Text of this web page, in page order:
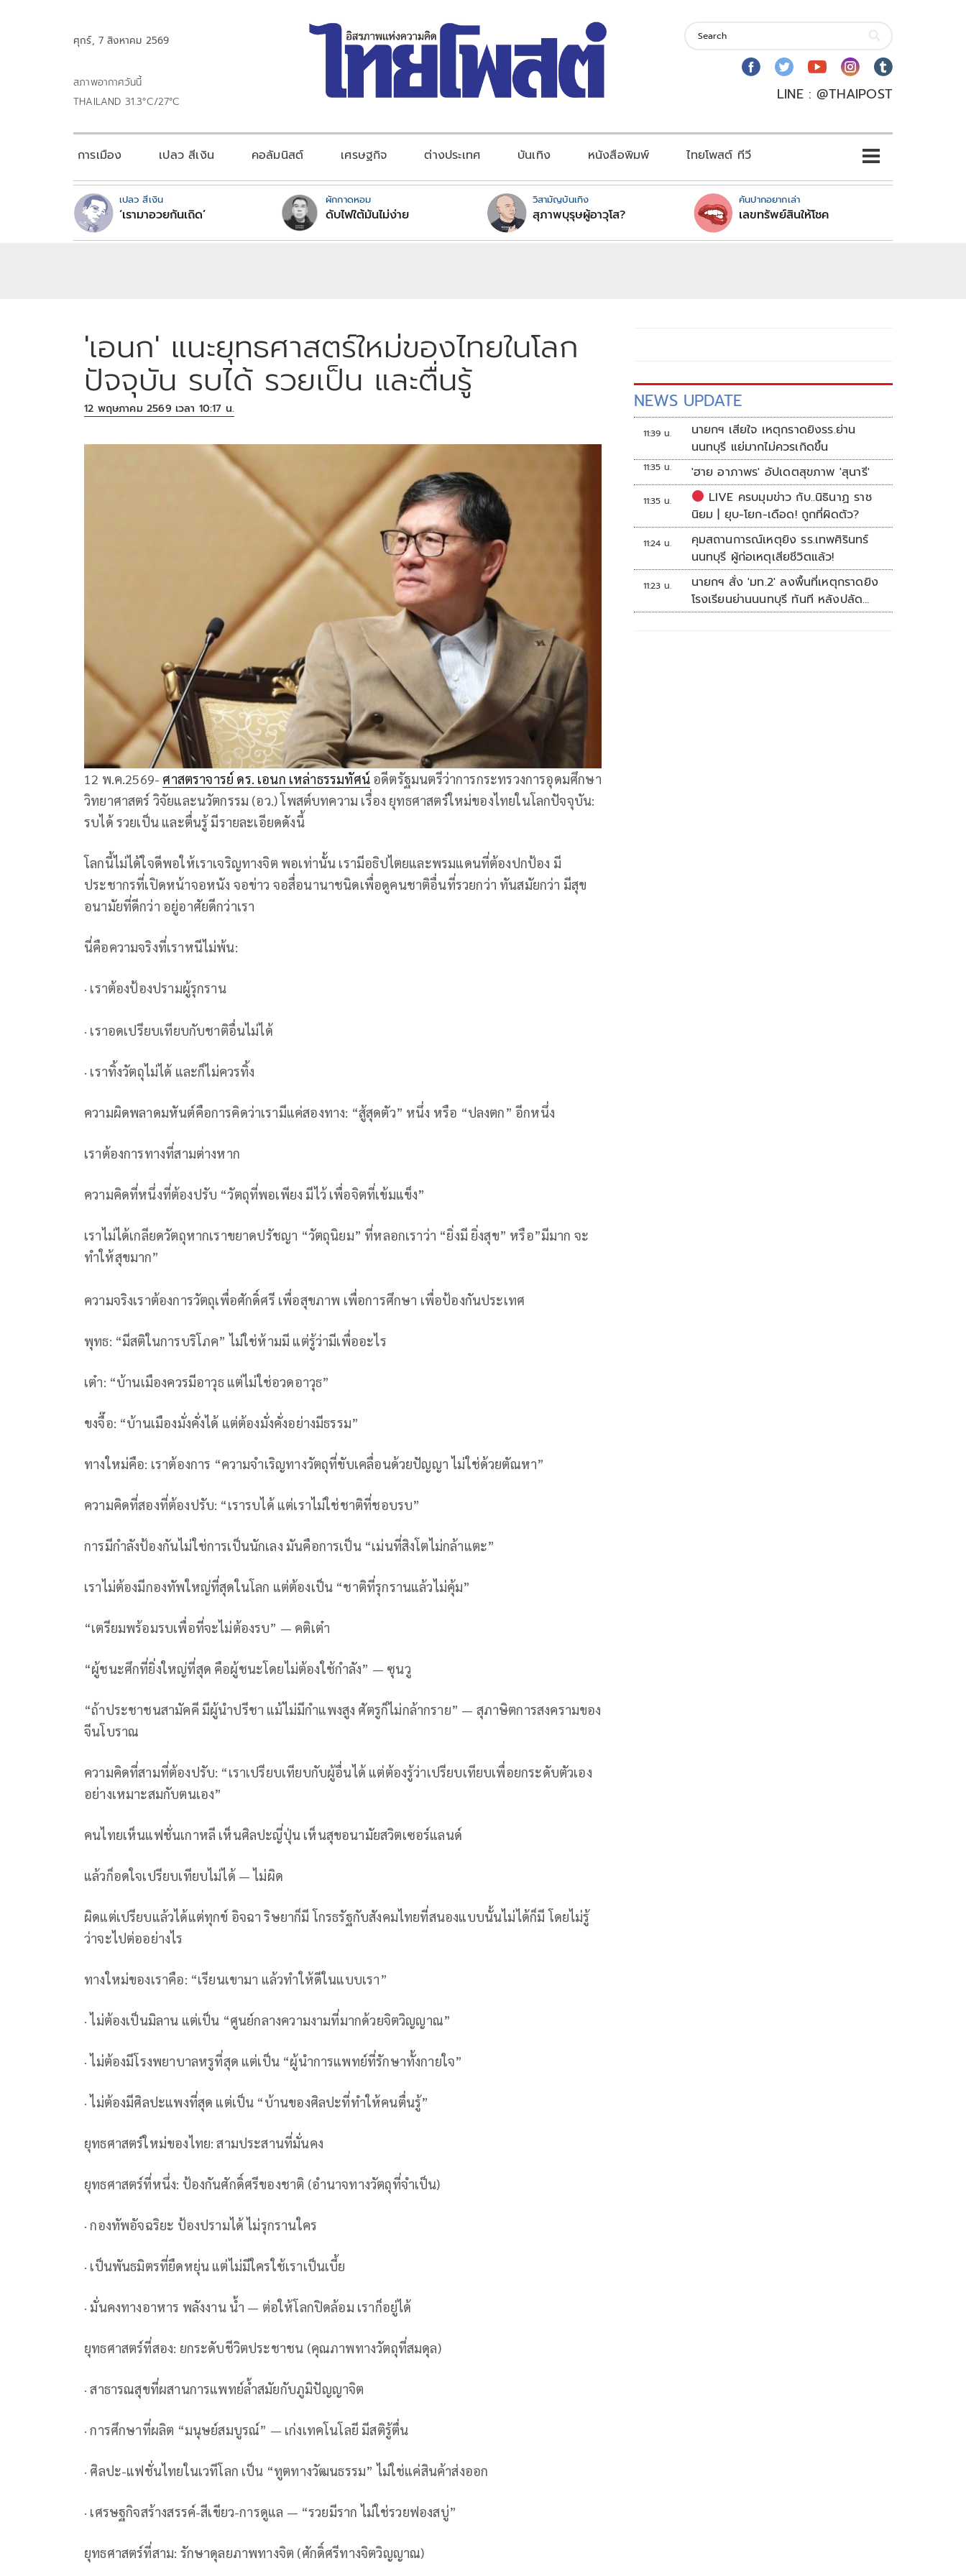
ศุกร์, 7 สิงหาคม 2569
สภาพอากาศวันนี้
THAILAND 31.3°C/27°C
LINE : @THAIPOST
การเมือง เปลว สีเงิน คอลัมนิสต์ เศรษฐกิจ ต่างประเทศ บันเทิง หนังสือพิมพ์ ไทยโพสต์ ทีวี
เปลว สีเงิน
‘เรามาอวยกันเถิด’
ผักกาดหอม
ดับไฟใต้มันไม่ง่าย
วิสามัญบันเทิง
สุภาพบุรุษผู้อาวุโส?
คันปากอยากเล่า
เลขทรัพย์สินให้โชค
'เอนก' แนะยุทธศาสตร์ใหม่ของไทยในโลก
ปัจจุบัน รบได้ รวยเป็น และตื่นรู้
12 พฤษภาคม 2569 เวลา 10:17 น.
12 พ.ค.2569- ศาสตราจารย์ ดร. เอนก เหล่าธรรมทัศน์อดีตรัฐมนตรีว่าการกระทรวงการอุดมศึกษา
วิทยาศาสตร์ วิจัยและนวัตกรรม (อว.) โพสต์บทความ เรื่อง ยุทธศาสตร์ใหม่ของไทยในโลกปัจจุบัน:
รบได้ รวยเป็น และตื่นรู้ มีรายละเอียดดังนี้
โลกนี้ไม่ได้ใจดีพอให้เราเจริญทางจิต​ พอเท่านั้น เรามีอธิปไตยและพรมแดนที่ต้องปกป้อง มี
ประชากรที่เปิดหน้าจอหนัง​ จอข่าว​ จอสื่อนานาชนิดเพื่อดูคนชาติอื่นที่รวยกว่า ทันสมัยกว่า มีสุข
อนามัยที่ดีกว่า อยู่อาศัยดีกว่า​เรา
นี่คือความจริงที่เราหนีไม่พ้น:
· เราต้องป้องปรามผู้รุกราน
· เราอดเปรียบเทียบกับชาติอื่นไม่ได้
· เราทิ้งวัตถุไม่ได้ และก็ไม่ควรทิ้ง
ความผิดพลาดมหันต์คือการคิดว่าเรามีแค่สองทาง: “สู้สุดตัว” หนึ่ง หรือ “ปลงตก” อีกหนึ่ง
เราต้องการทางที่สามต่างหาก
ความคิดที่หนึ่งที่ต้องปรับ “วัตถุที่พอเพียง มีไว้ เพื่อจิตที่เข้มแข็ง”
เราไม่ได้เกลียดวัตถุ​หากเราขยาดปรัชญา “วัตถุนิยม” ที่หลอกเราว่า “ยิ่งมี ยิ่งสุข” หรือ​”มีมาก​ จะ
ทำให้สุขมาก”
ความจริงเราต้องการวัตถุเพื่อศักดิ์ศรี เพื่อสุขภาพ เพื่อการศึกษา เพื่อป้องกันประเทศ
พุทธ: “มีสติในการบริโภค” ไม่ใช่ห้ามมี แต่รู้ว่ามีเพื่ออะไร
เต๋า: “บ้านเมืองควรมีอาวุธ แต่ไม่ใช่อวดอาวุธ”
ขงจื๊อ: “บ้านเมืองมั่งคั่งได้ แต่ต้องมั่งคั่งอย่างมีธรรม”
ทางใหม่คือ: เราต้องการ “ความจำเริญทางวัตถุที่ขับเคลื่อนด้วยปัญญา ไม่ใช่ด้วยตัณหา”
ความคิดที่สองที่ต้องปรับ: “เรารบได้ แต่เราไม่ใช่ชาติที่ชอบรบ”
การมีกำลังป้องกันไม่ใช่การเป็นนักเลง มันคือการเป็น “เม่นที่สิงโตไม่กล้าแตะ”
เราไม่ต้องมีกองทัพใหญ่ที่สุดในโลก แต่ต้องเป็น “ชาติที่รุกรานแล้วไม่คุ้ม”
“เตรียมพร้อมรบเพื่อที่จะไม่ต้องรบ” — คติเต๋า
“ผู้ชนะศึกที่ยิ่งใหญ่ที่สุด คือผู้ชนะโดยไม่ต้องใช้กำลัง” — ซุนวู
“ถ้าประชาชนสามัคคี มีผู้นำปรีชา แม้ไม่มีกำแพงสูง ศัตรูก็ไม่กล้ากราย” — สุภาษิตการสงครามของ
จีนโบราณ
ความคิดที่สามที่ต้องปรับ: “เราเปรียบเทียบกับผู้อื่นได้ แต่ต้องรู้ว่าเปรียบเทียบเพื่อยกระดับตัวเอง
อย่างเหมาะสมกับตนเอง”
คนไทยเห็นแฟชั่นเกาหลี เห็นศิลปะญี่ปุ่น เห็นสุขอนามัยสวิตเซอร์แลนด์
แล้วก็อดใจเปรียบเทียบไม่ได้ — ไม่ผิด
ผิดแต่เปรียบแล้วได้แต่ทุกข์ อิจฉา​ ริษยาก็มี​ โกรธรัฐกับสังคมไทยที่สนองแบบนั้นไม่ได้ก็มี​ โดยไม่รู้
ว่าจะไปต่ออย่างไร
ทางใหม่ของเราคือ: “เรียนเขามา แล้วทำให้ดีในแบบเรา”
· ไม่ต้องเป็นมิลาน แต่เป็น “ศูนย์กลางความงามที่มากด้วยจิตวิญญาณ”
· ไม่ต้องมีโรงพยาบาลหรูที่สุด แต่เป็น “ผู้นำการแพทย์ที่รักษาทั้งกายใจ”
· ไม่ต้องมีศิลปะแพงที่สุด แต่เป็น “บ้านของศิลปะที่ทำให้คนตื่นรู้”
ยุทธศาสตร์ใหม่ของไทย: สามประสานที่มั่นคง
ยุทธศาสตร์ที่หนึ่ง: ป้องกันศักดิ์ศรีของชาติ (อำนาจทางวัตถุที่จำเป็น)
· กองทัพอัจฉริยะ ป้องปรามได้ ไม่รุกรานใคร
· เป็นพันธมิตรที่ยืดหยุ่น แต่ไม่มีใครใช้เราเป็นเบี้ย
· มั่นคงทางอาหาร พลังงาน น้ำ — ต่อให้โลกปิดล้อม เราก็อยู่ได้
ยุทธศาสตร์ที่สอง: ยกระดับชีวิตประชาชน (คุณภาพทางวัตถุที่สมดุล)
· สาธารณสุขที่ผสานการแพทย์ล้ำสมัยกับภูมิปัญญาจิต
· การศึกษาที่ผลิต “มนุษย์สมบูรณ์” — เก่งเทคโนโลยี มีสติรู้ตื่น
· ศิลปะ-แฟชั่นไทยในเวทีโลก เป็น “ทูตทางวัฒนธรรม” ไม่ใช่แค่สินค้าส่งออก
· เศรษฐกิจสร้างสรรค์-สีเขียว-การดูแล — “รวยมีราก ไม่ใช่รวยฟองสบู่”
ยุทธศาสตร์ที่สาม: รักษาดุลยภาพทางจิต (ศักดิ์ศรีทางจิตวิญญาณ)
NEWS UPDATE
11:39 น.
นายกฯ เสียใจ เหตุกราดยิงรร.ย่าน
นนทบุรี แย่มากไม่ควรเกิดขึ้น
11:35 น. 'ฮาย อาภาพร' อัปเดตสุขภาพ 'สุนารี'
11:35 น.
LIVE ครบมุมข่าว กับ..นิธินาฏ ราช
นิยม | ยุบ-โยก-เดือด! ถูกที่ผิดตัว?
11:24 น.
คุมสถานการณ์เหตุยิง รร.เทพศิรินทร์
นนทบุรี ผู้ก่อเหตุเสียชีวิตแล้ว!
11:23 น.
นายกฯ สั่ง 'มท.2' ลงพื้นที่เหตุกราดยิง
โรงเรียนย่านนนทบุรี ทันที หลังปลัด
มท.รายงานความคืบหน้า